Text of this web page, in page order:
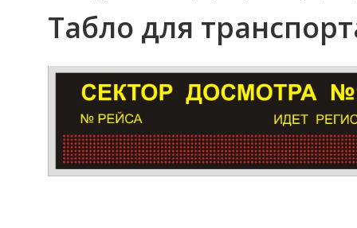
Табло для